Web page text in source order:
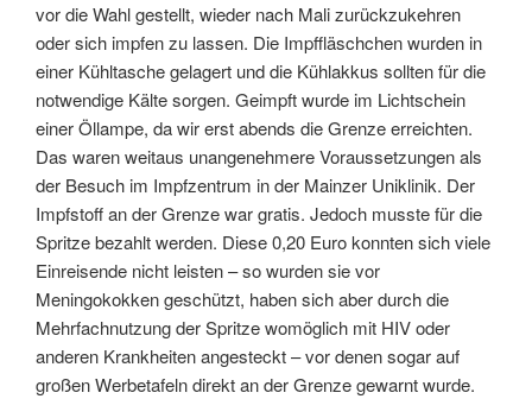
vor die Wahl gestellt, wieder nach Mali zurückzukehren
oder sich impfen zu lassen. Die Impffläschchen wurden in
einer Kühltasche gelagert und die Kühlakkus sollten für die
notwendige Kälte sorgen. Geimpft wurde im Lichtschein
einer Öllampe, da wir erst abends die Grenze erreichten.
Das waren weitaus unangenehmere Voraussetzungen als
der Besuch im Impfzentrum in der Mainzer Uniklinik. Der
Impfstoff an der Grenze war gratis. Jedoch musste für die
Spritze bezahlt werden. Diese 0,20 Euro konnten sich viele
Einreisende nicht leisten – so wurden sie vor
Meningokokken geschützt, haben sich aber durch die
Mehrfachnutzung der Spritze womöglich mit HIV oder
anderen Krankheiten angesteckt – vor denen sogar auf
großen Werbetafeln direkt an der Grenze gewarnt wurde.